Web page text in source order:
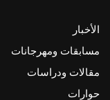
الأخبار
مسابقات ومهرجانات
مقالات ودراسات
حوارات